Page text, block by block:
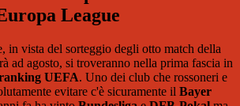
League
in vista del sorteggio degli otto match della
ad agosto, si troveranno nella prima fascia in
UEFA. Uno dei club che rossoneri e
evitare c'è sicuramente il Bayer